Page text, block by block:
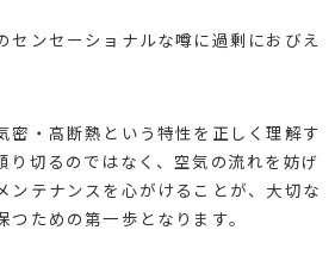
センセーショナルな噂に過剰におびえ
密・高断熱という特性を正しく理解す
り切るのではなく、空気の流れを妨げ
ンテナンスを心がけることが、大切な
ための第一歩となります。